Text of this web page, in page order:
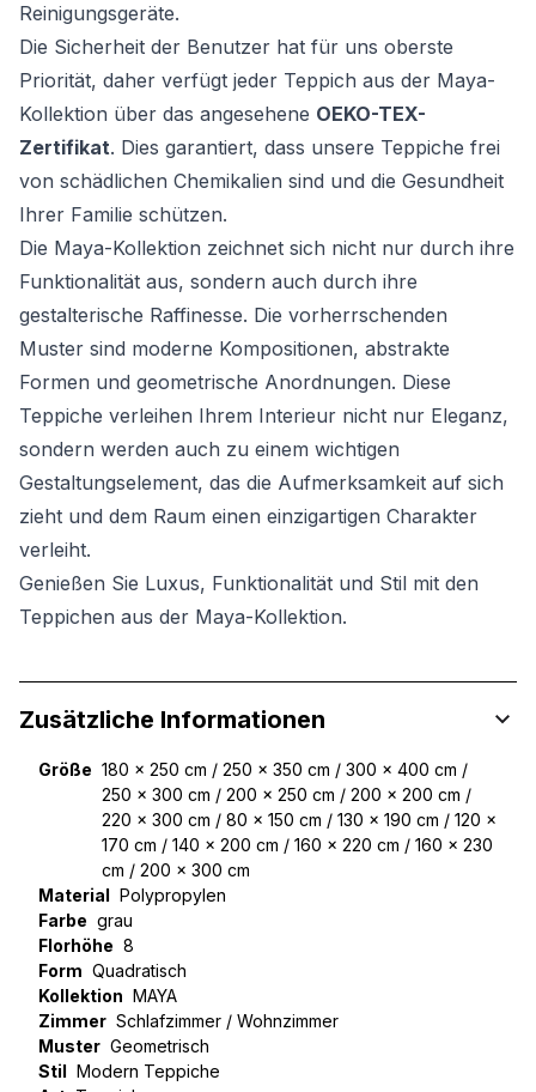
Reinigungsgeräte.
Die Sicherheit der Benutzer hat für uns oberste
Priorität, daher verfügt jeder Teppich aus der Maya-
Kollektion über das angesehene OEKO-TEX-
Zertifikat. Dies garantiert, dass unsere Teppiche frei
von schädlichen Chemikalien sind und die Gesundheit
Ihrer Familie schützen.
Die Maya-Kollektion zeichnet sich nicht nur durch ihre
Funktionalität aus, sondern auch durch ihre
gestalterische Raffinesse. Die vorherrschenden
Muster sind moderne Kompositionen, abstrakte
Formen und geometrische Anordnungen. Diese
Teppiche verleihen Ihrem Interieur nicht nur Eleganz,
sondern werden auch zu einem wichtigen
Gestaltungselement, das die Aufmerksamkeit auf sich
zieht und dem Raum einen einzigartigen Charakter
verleiht.
Genießen Sie Luxus, Funktionalität und Stil mit den
Teppichen aus der Maya-Kollektion.
Zusätzliche Informationen
Größe 180 x 250 cm / 250 x 350 cm / 300 x 400 cm /
250 x 300 cm / 200 x 250 cm / 200 x 200 cm /
220 x 300 cm / 80 x 150 cm / 130 x 190 cm / 120 x
170 cm / 140 x 200 cm / 160 x 220 cm / 160 x 230
cm / 200 x 300 cm
Material
Polypropylen
Farbe grau
Florhöhe 8
Form Quadratisch
Kollektion
MAYA
Zimmer Schlafzimmer / Wohnzimmer
Muster Geometrisch
Stil
Modern Teppiche